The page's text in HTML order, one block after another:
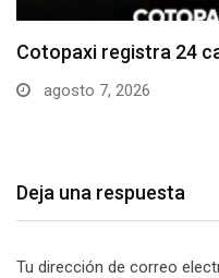
Parque Nacional
visitantes…
Deja una respuesta
Tu dirección de correo